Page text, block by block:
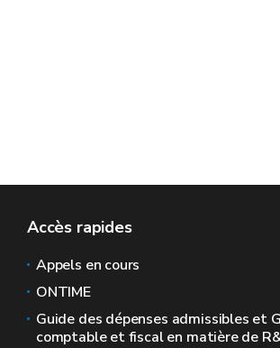
Accès rapides
Appels en cours
ONTIME
Guide des dépenses admissibles et
comptable et fiscal en matière de